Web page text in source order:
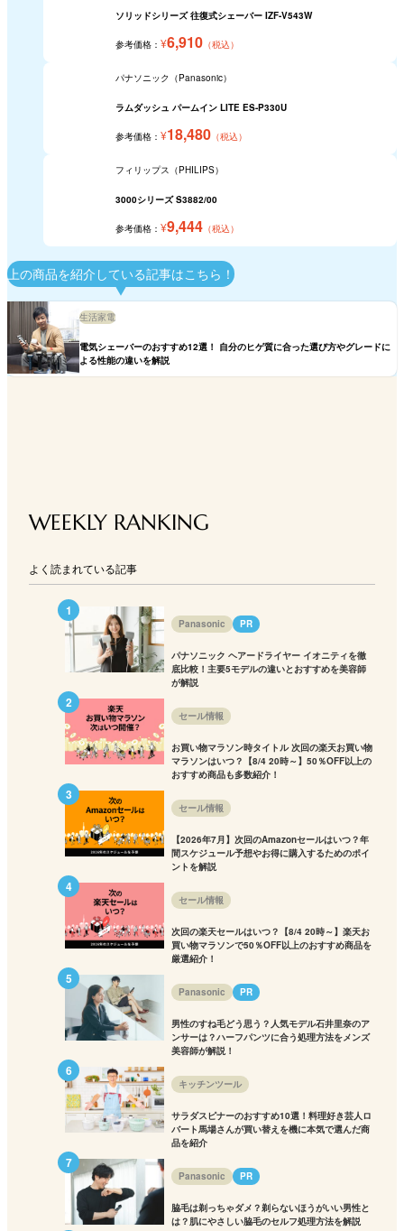
ソリッドシリーズ 往復式シェーバー IZF-V543W
参考価格： ¥6,910 （税込）
パナソニック（Panasonic）
ラムダッシュ パームイン LITE ES-P330U
参考価格： ¥18,480 （税込）
フィリップス（PHILIPS）
3000シリーズ S3882/00
参考価格： ¥9,444 （税込）
上の商品を紹介している記事はこちら！
生活家電
電気シェーバーのおすすめ12選！ 自分のヒゲ質に合った選び方やグレードに
よる性能の違いを解説
WEEKLY RANKING
よく読まれている記事
Panasonic PR
パナソニック ヘアードライヤー イオニティを徹
底比較！主要5モデルの違いとおすすめを美容師
が解説
セール情報
お買い物マラソン時タイトル 次回の楽天お買い物
マラソンはいつ？【8/4 20時～】50％OFF以上の
おすすめ商品も多数紹介！
セール情報
【2026年7月】次回のAmazonセールはいつ？年
間スケジュール予想やお得に購入するためのポイ
ントを解説
セール情報
次回の楽天セールはいつ？【8/4 20時～】楽天お
買い物マラソンで50％OFF以上のおすすめ商品を
厳選紹介！
Panasonic PR
男性のすね毛どう思う？人気モデル石井里奈のア
ンサーは？ハーフパンツに合う処理方法をメンズ
美容師が解説！
キッチンツール
サラダスピナーのおすすめ10選！料理好き芸人ロ
バート馬場さんが買い替えを機に本気で選んだ商
品を紹介
Panasonic PR
脇毛は剃っちゃダメ？剃らないほうがいい男性と
は？肌にやさしい脇毛のセルフ処理方法を解説